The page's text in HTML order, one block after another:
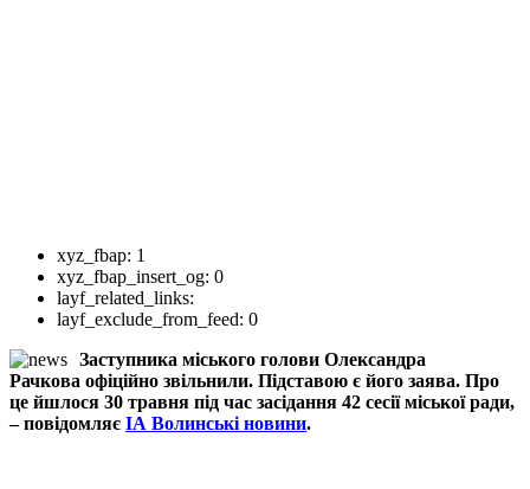
xyz_fbap: 1
xyz_fbap_insert_og: 0
layf_related_links:
layf_exclude_from_feed: 0
Заступника міського голови Олександра
Рачкова офіційно звільнили. Підставою є його заява. Про
це йшлося 30 травня під час засідання 42 сесії міської ради,
– повідомляє ІА Волинські новини.